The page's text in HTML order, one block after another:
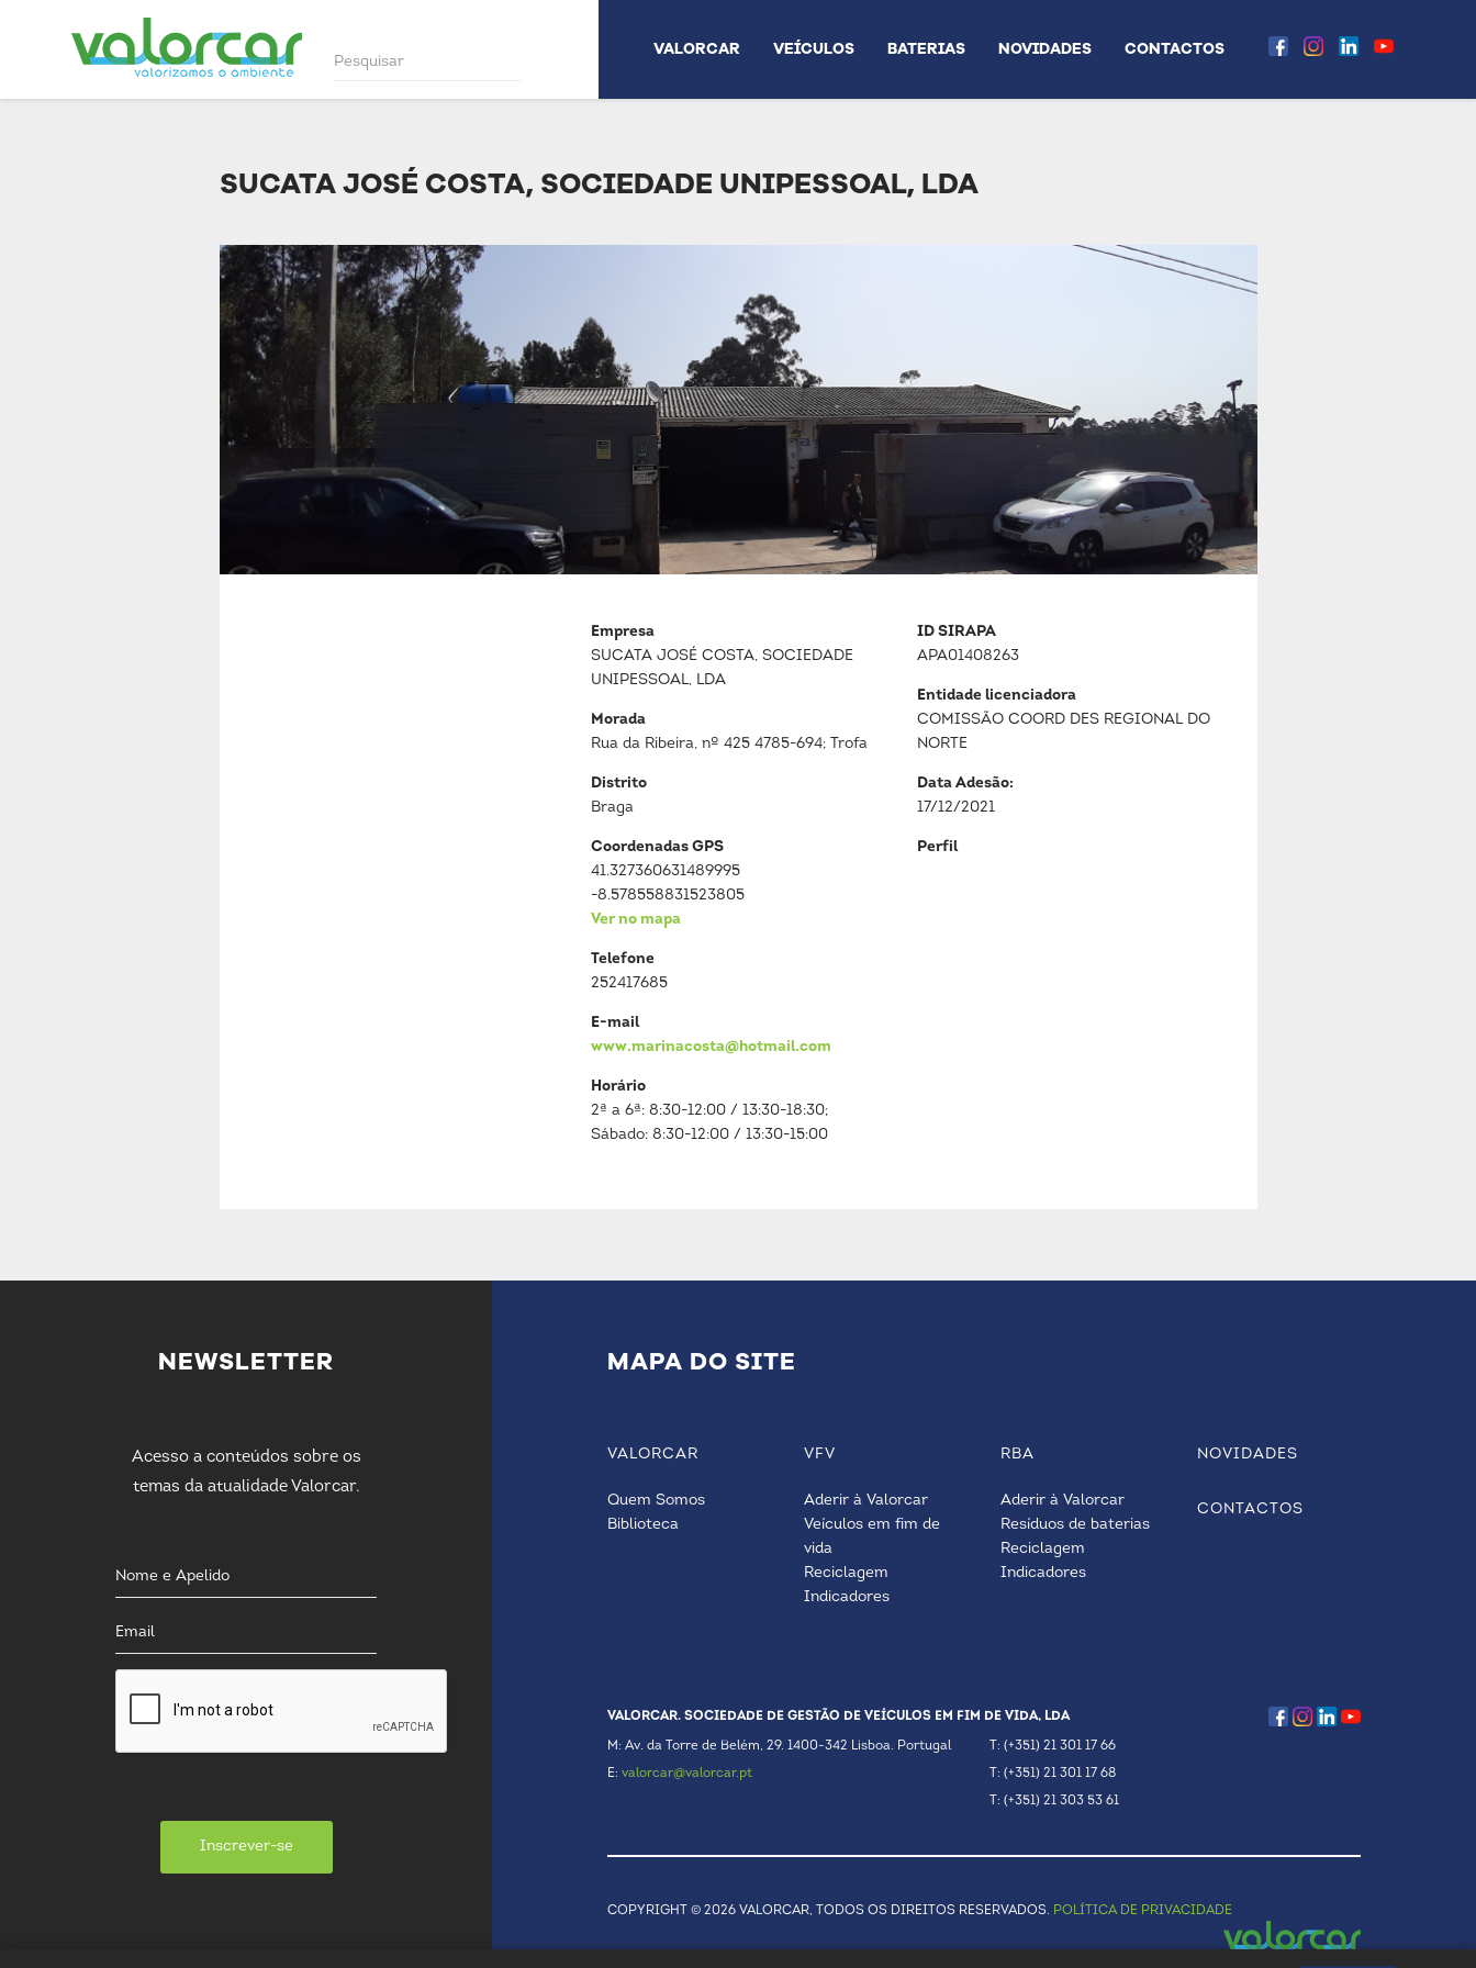
VALORCAR VEÍCULOS BATERIAS NOVIDADES CONTACTOS
SUCATA JOSÉ COSTA, SOCIEDADE UNIPESSOAL, LDA
Empresa
SUCATA JOSÉ COSTA, SOCIEDADE
UNIPESSOAL, LDA
Morada
Rua da Ribeira, nº 425 4785-694; Trofa
Distrito
Braga
Coordenadas GPS
41.327360631489995
-8.578558831523805
Ver no mapa
Telefone
252417685
E-mail
www.marinacosta@hotmail.com
Horário
2ª a 6ª: 8:30-12:00 / 13:30-18:30;
Sábado: 8:30-12:00 / 13:30-15:00
ID SIRAPA
APA01408263
Entidade licenciadora
COMISSÃO COORD DES REGIONAL DO
NORTE
Data Adesão:
17/12/2021
Perfil
NEWSLETTER
Acesso a conteúdos sobre os
temas da atualidade Valorcar.
Inscrever-se
MAPA DO SITE
VALORCAR
Quem Somos
Biblioteca
VFV
Aderir à Valorcar
Veículos em fim de
vida
Reciclagem
Indicadores
RBA
Aderir à Valorcar
Resíduos de baterias
Reciclagem
Indicadores
NOVIDADES
CONTACTOS
VALORCAR. SOCIEDADE DE GESTÃO DE VEÍCULOS EM FIM DE VIDA, LDA
M: Av. da Torre de Belém, 29. 1400-342 Lisboa. Portugal
E: valorcar@valorcar.pt
T: (+351) 21 301 17 66
T: (+351) 21 301 17 68
T: (+351) 21 303 53 61
COPYRIGHT © 2026 VALORCAR, TODOS OS DIREITOS RESERVADOS. POLÍTICA DE PRIVACIDADE